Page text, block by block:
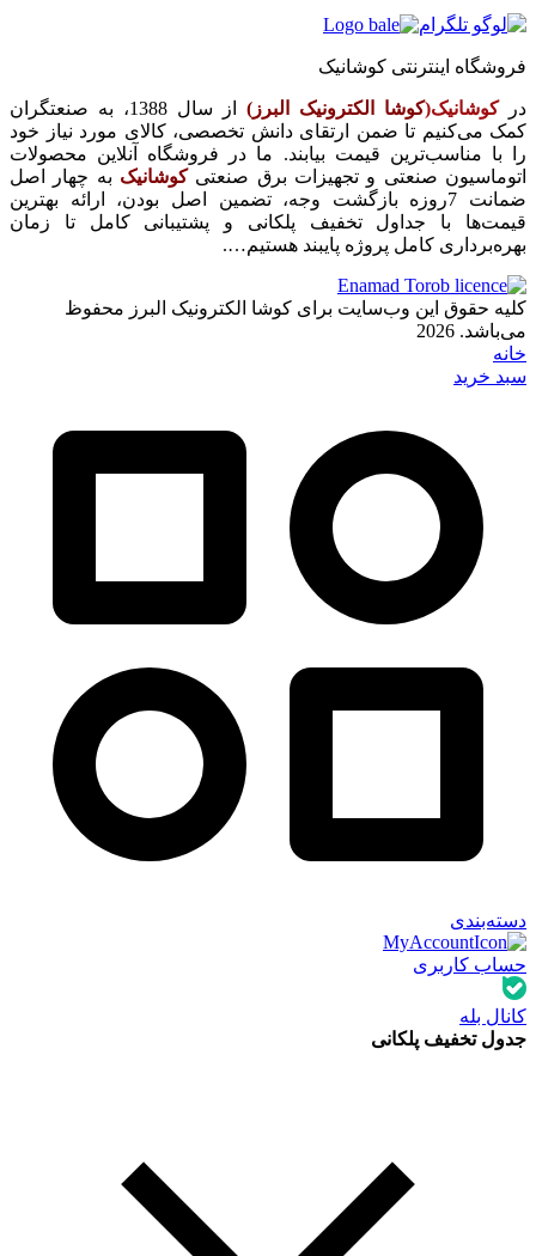
فروشگاه اینترنتی کوشانیک
در کوشانیک(کوشا الکترونیک البرز)
از سال 1388، به صنعتگران
کمک می‌کنیم تا ضمن ارتقای دانش تخصصی، کالای مورد نیاز خود
را با مناسب‌ترین قیمت بیابند. ما در فروشگاه آنلاین محصولات
اتوماسیون صنعتی و تجهیزات برق صنعتی کوشانیک به چهار اصل
ضمانت 7روزه بازگشت وجه، تضمین اصل بودن، ارائه بهترین
قیمت‌ها با جداول تخفیف پلکانی و پشتیبانی کامل تا زمان
بهره‌برداری کامل پروژه پایبند هستیم….
کلیه حقوق این وب‌سایت برای کوشا الکترونیک البرز محفوظ
می‌باشد. 2026
خانه
سبد خرید
دسته‌بندی
حساب کاربری
کانال بله
جدول تخفیف پلکانی